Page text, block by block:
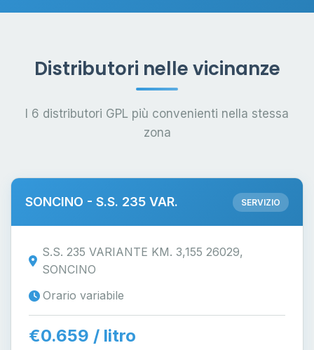
Distributori nelle vicinanze
I 6 distributori GPL più convenienti nella stessa
zona
SONCINO - S.S. 235 VAR. SERVIZIO
S.S. 235 VARIANTE KM. 3,155 26029,
SONCINO
Orario variabile
€0.659 / litro